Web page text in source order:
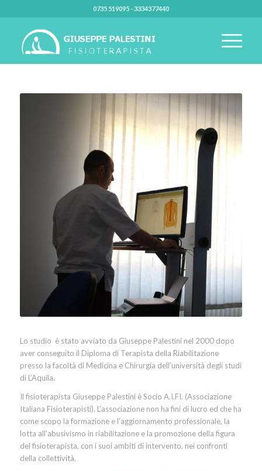
0735 519095 - 3334377440
Lo studio è stato avviato da Giuseppe Palestini nel 2000 dopo
aver conseguito il Diploma di Terapista della Riabilitazione
presso la facoltà di Medicina e Chirurgia dell’università degli studi
di L’Aquila.
Il fisioterapista Giuseppe Palestini è Socio A.I.FI. (Associazione
Italiana Fisioterapisti). L’associazione non ha fini di lucro ed che ha
come scopo la formazione e l’aggiornamento professionale, la
lotta all’abusivismo in riabilitazione e la promozione della figura
del fisioterapista, con i suoi ambiti di intervento, nei confronti
della collettività.